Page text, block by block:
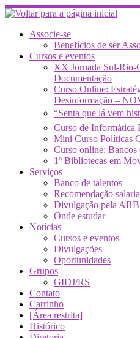
Skip
to
contentAssocie-se
Benefícios de ser
Cursos e eventos
XX Jornada Sul-Rio-
Documentação
Curso Online:
Desinformação –
“Senta que lá vem
Curso de Informática
Mini Curso Políticas
Curso online:
1º Bibliotecas em
Serviços
Banco de talentos
Recomendação
Divulgação pela ARB
Onde estudar
Notícias
Cursos e eventos
Divulgações
Oportunidades
Grupos
GIDJ/RS
Contato
Carrinho
[Área restrita]
Histórico